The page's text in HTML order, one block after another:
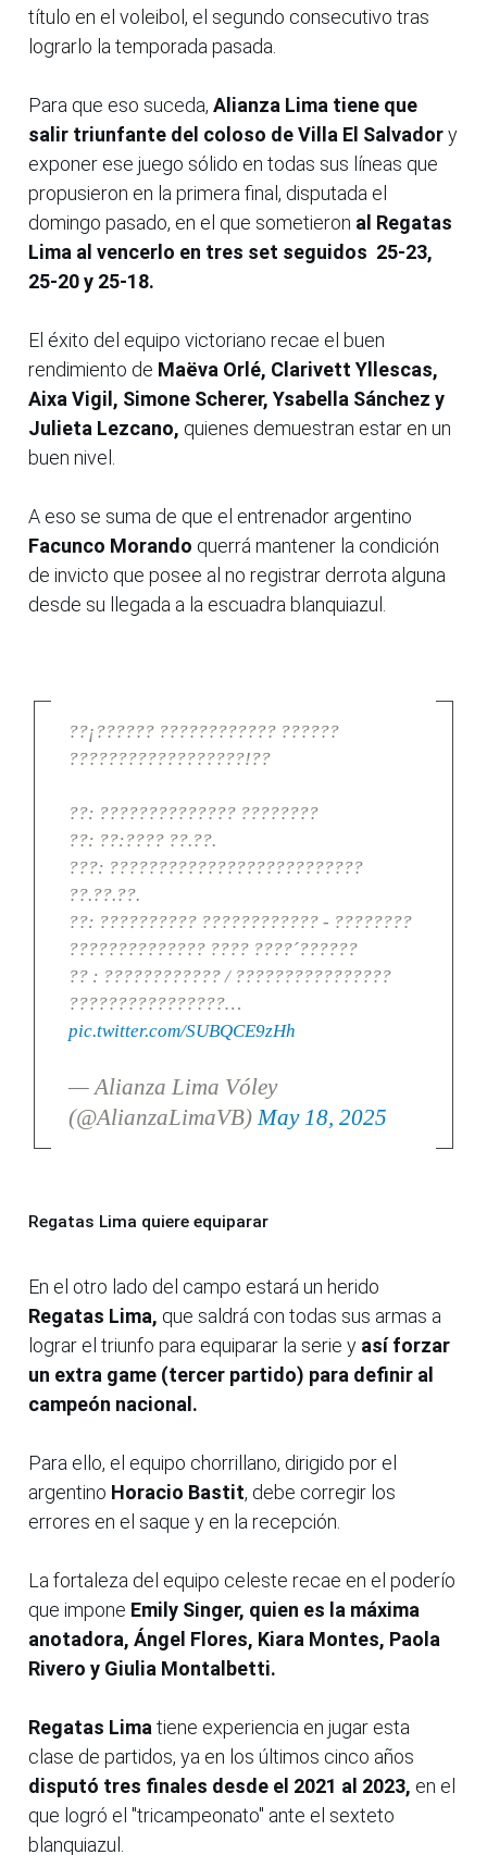
título en el voleibol, el segundo consecutivo tras
lograrlo la temporada pasada.
Para que eso suceda, Alianza Lima tiene que
salir triunfante del coloso de Villa El Salvadory
exponer ese juego sólido en todas sus líneas que
propusieron en la primera final, disputada el
domingo pasado, en el que sometieron al Regatas
Lima al vencerlo en tres set seguidos 25-23,
25-20 y 25-18.
El éxito del equipo victoriano recae el buen
rendimiento de Maëva Orlé, Clarivett Yllescas,
Aixa Vigil, Simone Scherer, Ysabella Sánchez y
Julieta Lezcano, quienes demuestran estar en un
buen nivel.
A eso se suma de que el entrenador argentino
Facunco Morando querrá mantener la condición
de invicto que posee al no registrar derrota alguna
desde su llegada a la escuadra blanquiazul.
??¡?????? ???????????? ??????
??????????????????!??
??: ?????????????? ????????
??: ??:???? ??.??.
???: ??????????????????????????
??.??.??.
??: ?????????? ???????????? - ????????
?????????????? ???? ????´??????
?? : ???????????? / ????????????????
????????????????…
pic.twitter.com/SUBQCE9zHh
— Alianza Lima Vóley
(@AlianzaLimaVB) May 18, 2025
Regatas Lima quiere equiparar
En el otro lado del campo estará un herido
Regatas Lima, que saldrá con todas sus armas a
lograr el triunfo para equiparar la serie y así forzar
un extra game (tercer partido) para definir al
campeón nacional.
Para ello, el equipo chorrillano, dirigido por el
argentino Horacio Bastit, debe corregir los
errores en el saque y en la recepción.
La fortaleza del equipo celeste recae en el poderío
que impone Emily Singer, quien es la máxima
anotadora, Ángel Flores, Kiara Montes, Paola
Rivero y Giulia Montalbetti.
Regatas Limatiene experiencia en jugar esta
clase de partidos, ya en los últimos cinco años
disputó tres finales desde el 2021 al 2023, en el
que logró el "tricampeonato" ante el sexteto
blanquiazul.